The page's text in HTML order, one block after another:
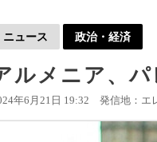
ニュース 政治・経済
ルメニア、
年6月21日 19:32 発信地：エ